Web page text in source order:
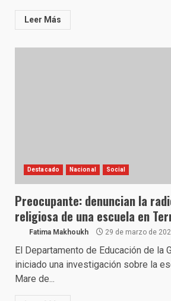
Leer Más
Destacado Nacional Social
Preocupante: denuncian la
religiosa de una escuela en
Fatima Makhoukh 29 de marzo de
​El Departamento de Educación de la
iniciado una investigación sobre la
Mare de...